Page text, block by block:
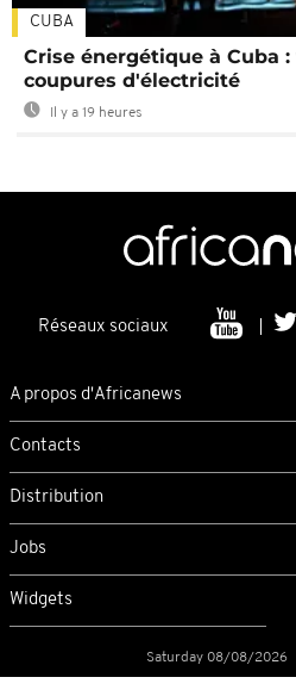
CUBA
Crise énergétique à Cuba
coupures d'électricité
Il y a 19 heures
Réseaux sociaux
A propos d'Africanews
Contacts
Distribution
Jobs
Widgets
Saturday 08/08/2026